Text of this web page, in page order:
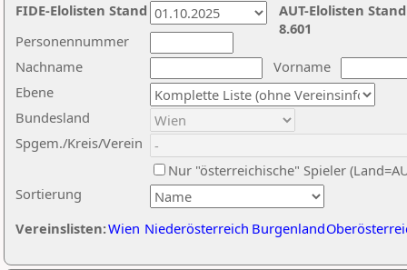
Nachname
Vorname
Ebene
Sortierung
Personennummer
Bundesland
Spgem./Kreis/Verein
Nur "österreichische" Spieler
Vereinslisten:Wien Niederösterreich Burgenland
AUT-Elolisten
8.601
FIDE-Elolisten Stand